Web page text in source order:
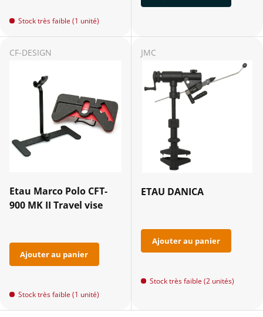
Stock très faible (1 unité)
CF-DESIGN
Etau Marco Polo CFT-
900 MK II Travel vise
Ajouter au panier
Stock très faible (1 unité)
JMC
ETAU DANICA
Ajouter au panier
Stock très faible (2 unités)